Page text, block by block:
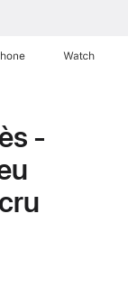
Watch
-